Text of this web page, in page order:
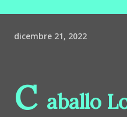
dicembre 21, 2022
C aballo